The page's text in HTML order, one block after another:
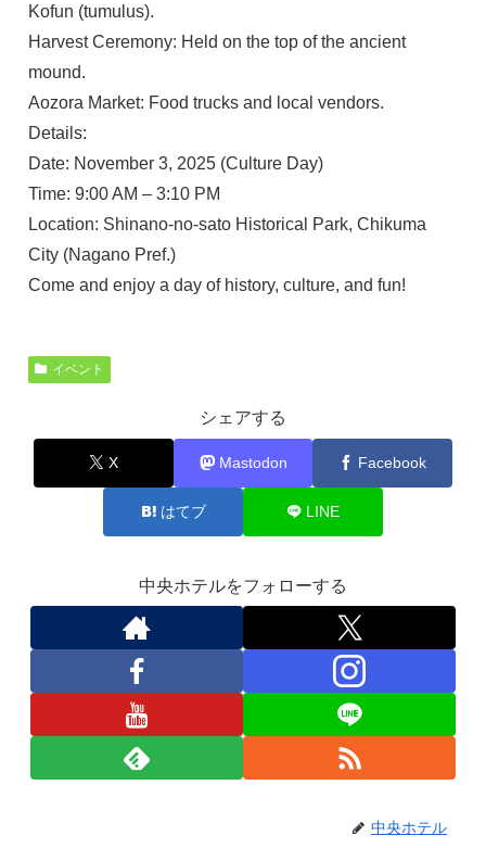
Kofun (tumulus).
Harvest Ceremony: Held on the top of the ancient
mound.
Aozora Market: Food trucks and local vendors.
Details:
Date: November 3, 2025 (Culture Day)
Time: 9:00 AM – 3:10 PM
Location: Shinano-no-sato Historical Park, Chikuma
City (Nagano Pref.)
Come and enjoy a day of history, culture, and fun!
イベント
シェアする
X Mastodon Facebook
はてブ LINE
中央ホテルをフォローする
中央ホテル